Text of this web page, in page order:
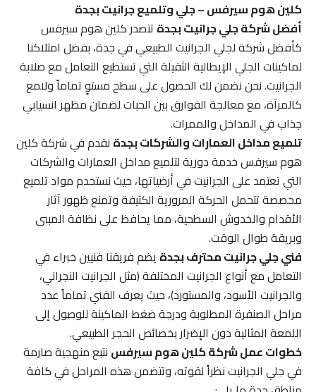
كلين هوم سيرفس – جلي وتلميع جرانيت بجدة
أفضل شركة جلي جرانيت بجدةتتصدر كلين هوم سيرفس
كأفضل شركة لجلي الجرانيت الطبيعي في جدة، بفضل امتلاكنا
لماكينات الجلي الإيطالية الثقيلة التي تستطيع التعامل مع صلابة
الجرانيت. نحن نضمن لك الحصول على سطح مستوٍ تماماً ولامع
كالمرآة، مع معالجة الفوارق بين الحبات لضمان مظهر انسيابي
جذاب في المداخل والممرات.
تلميع مداخل العمارات والشركات بجدةنقدم في شركة كلين
هوم سيرفس خدمة دورية لتلميع مداخل العمارات والشركات
التي تعتمد على الجرانيت في أرضياتها، حيث نستخدم مواد تلميع
مخصصة تتحمل الحركة المرورية الكثيفة وتمنع ظهور آثار
الأقدام والخدوش السطحية، مما يحافظ على نظافة المبنى
وبريقة طوال الوقت.
فني جلي جرانيت محترف بجدةيضم فريقنا فنيين خبراء في
التعامل مع أنواع الجرانيت المختلفة (مثل الجرانيت النجراني،
والجرانيت الأسود، والمستورد)، حيث يعرف الفني تماماً عدد
مراحل الصنفرة المطلوبة ودرجة ضغط الماكينة للوصول إلى
اللمعة المثالية دون الإضرار بخصائص الحجر الطبيعي.
خطوات عمل شركة كلين هوم سيرفسنتبع منهجية صارمة
في جلي الجرانيت نظراً لقوته، وتتضمن هذه المراحل في كافة